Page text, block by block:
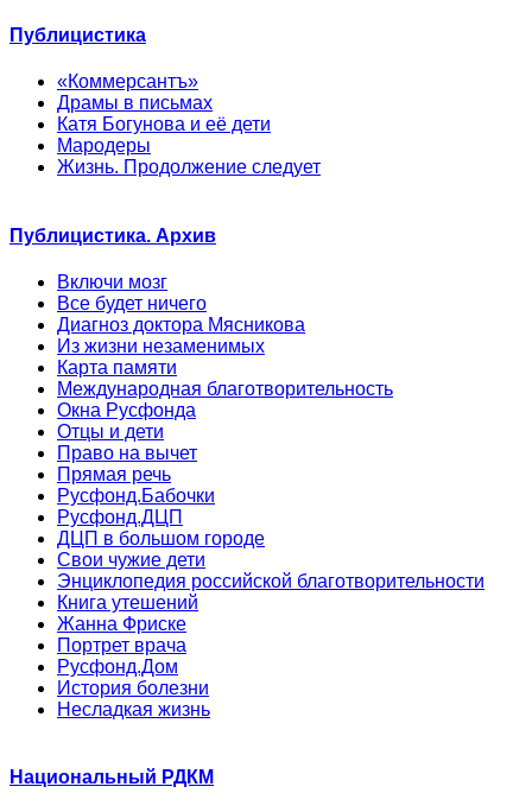
Публицистика
«Коммерсантъ»
Драмы в письмах
Катя Богунова и её дети
Мародеры
Жизнь. Продолжение следует
Публицистика. Архив
Включи мозг
Все будет ничего
Диагноз доктора Мясникова
Из жизни незаменимых
Карта памяти
Международная благотворительность
Окна Русфонда
Отцы и дети
Право на вычет
Прямая речь
Русфонд.Бабочки
Русфонд.ДЦП
ДЦП в большом городе
Свои чужие дети
Энциклопедия российской благотворительности
Книга утешений
Жанна Фриске
Портрет врача
Русфонд.Дом
История болезни
Несладкая жизнь
Национальный РДКМ